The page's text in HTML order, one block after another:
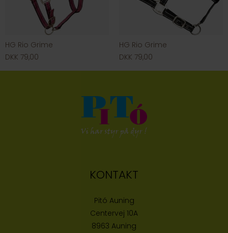
HG Rio Grime
DKK 79,00
HG Rio Grime
DKK 79,00
KONTAKT
Pitó Auning
Centervej 10A
8963 Auning